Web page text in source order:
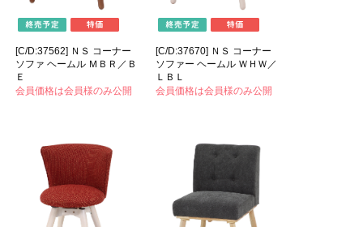
[C/D:37562] ＮＳ コーナー
ソファ ヘームル ＭＢＲ／Ｂ
Ｅ
会員価格は会員様のみ公開
[C/D:37670] ＮＳ コーナー
ソファー ヘームル ＷＨＷ／
ＬＢＬ
会員価格は会員様のみ公開